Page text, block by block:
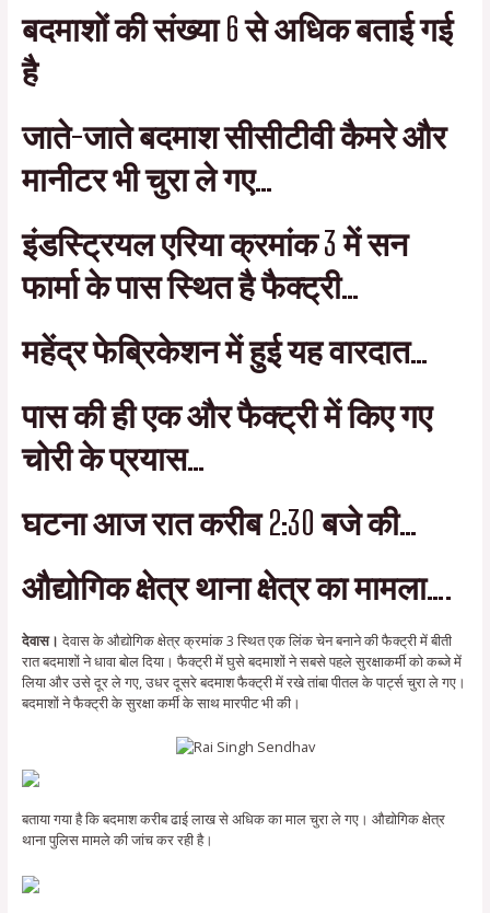
बदमाशों की संख्या 6 से अधिक बताई गई
है
जाते-जाते बदमाश सीसीटीवी कैमरे और
मानीटर भी चुरा ले गए…
इंडस्ट्रियल एरिया क्रमांक 3 में सन
फार्मा के पास स्थित है फैक्ट्री…
महेंद्र फेब्रिकेशन में हुई यह वारदात…
पास की ही एक और फैक्ट्री में किए गए
चोरी के प्रयास…
घटना आज रात करीब 2:30 बजे की…
औद्योगिक क्षेत्र थाना क्षेत्र का मामला….
देवास। देवास के औद्योगिक क्षेत्र क्रमांक 3 स्थित एक लिंक चेन बनाने की फैक्ट्री में बीती
रात बदमाशों ने धावा बोल दिया। फैक्ट्री में घुसे बदमाशों ने सबसे पहले सुरक्षाकर्मी को कब्जे में
लिया और उसे दूर ले गए, उधर दूसरे बदमाश फैक्ट्री में रखे तांबा पीतल के पार्ट्स चुरा ले गए।
बदमाशों ने फैक्ट्री के सुरक्षा कर्मी के साथ मारपीट भी की।
बताया गया है कि बदमाश करीब ढाई लाख से अधिक का माल चुरा ले गए। औद्योगिक क्षेत्र
थाना पुलिस मामले की जांच कर रही है।